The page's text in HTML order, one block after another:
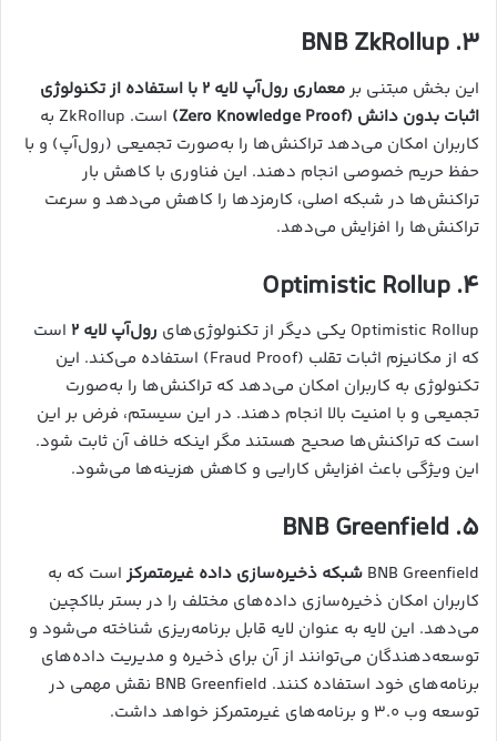
۳. BNB ZkRollup
این بخش مبتنی بر
معماری رول‌آپ لایه ۲ با استفاده از تکنولوژی
اثبات بدون دانش (Zero Knowledge Proof)
است. ZkRollup به
کاربران امکان می‌دهد تراکنش‌ها را به‌صورت تجمیعی (رول‌آپ) و با
حفظ حریم خصوصی انجام دهند. این فناوری با کاهش بار
تراکنش‌ها در شبکه اصلی، کارمزدها را کاهش می‌دهد و سرعت
تراکنش‌ها را افزایش می‌دهد.
۴. Optimistic Rollup
Optimistic Rollup یکی دیگر از تکنولوژی‌های رول‌آپ لایه ۲
است
که از مکانیزم اثبات تقلب (Fraud Proof) استفاده می‌کند. این
تکنولوژی به کاربران امکان می‌دهد که تراکنش‌ها را به‌صورت
تجمیعی و با امنیت بالا انجام دهند. در این سیستم، فرض بر این
است که تراکنش‌ها صحیح هستند مگر اینکه خلاف آن ثابت شود.
این ویژگی باعث افزایش کارایی و کاهش هزینه‌ها می‌شود.
۵. BNB Greenfield
BNB Greenfield شبکه ذخیره‌سازی داده غیرمتمرکزاست که به
کاربران امکان ذخیره‌سازی داده‌های مختلف را در بستر بلاکچین
می‌دهد. این لایه به عنوان لایه قابل برنامه‌ریزی شناخته می‌شود و
توسعه‌دهندگان می‌توانند از آن برای ذخیره و مدیریت داده‌های
برنامه‌های خود استفاده کنند. BNB Greenfield نقش مهمی در
توسعه وب ۳.۰ و برنامه‌های غیرمتمرکز خواهد داشت.